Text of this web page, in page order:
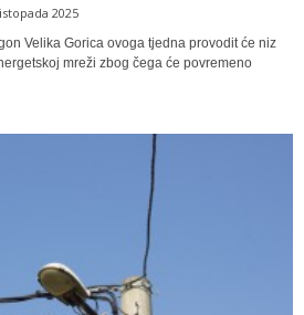
2025
Velika Gorica ovoga tjedna provodit će niz
mreži zbog čega će povremeno